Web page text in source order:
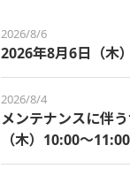
2026/8/6
2026年8月6日（木
2026/8/4
メンテナンスに伴
（木）10:00～